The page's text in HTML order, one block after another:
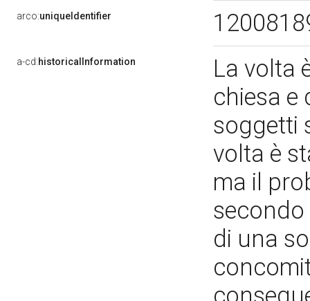
arco:uniqueIdentifier
a-cd:historicalInformation
La volta
chiesa e
soggetti
volta è
ma il
secondo
di una